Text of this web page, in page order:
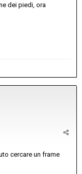
dei piedi, ora
cercare un frame